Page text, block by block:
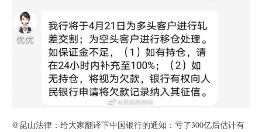
@昆山法律：给大家翻译下中国银行的通知：亏了300亿后估计有